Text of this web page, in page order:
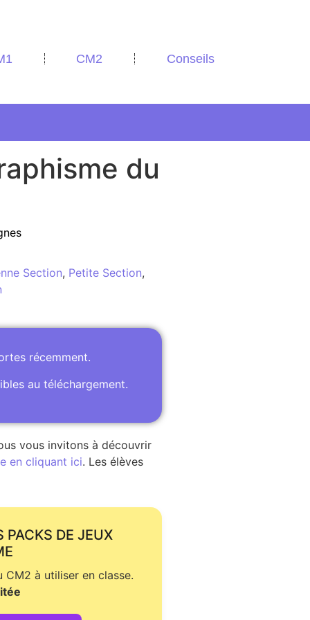
CM2 Conseils
du
Section, Petite Section,
récemment.
au téléchargement.
vous invitons à découvrir
en cliquant ici. Les élèves
PACKS DE JEUX
CM2 à utiliser en classe.